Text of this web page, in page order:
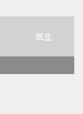
医生